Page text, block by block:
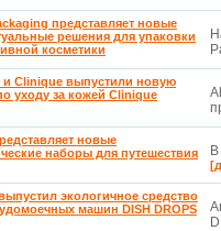
представляет новые
решения для упаковки
косметики
и Clinique выпустили новую
уходу за кожей Clinique
новые
наборы для путешествия
экологичное средство
машин DISH DROPS